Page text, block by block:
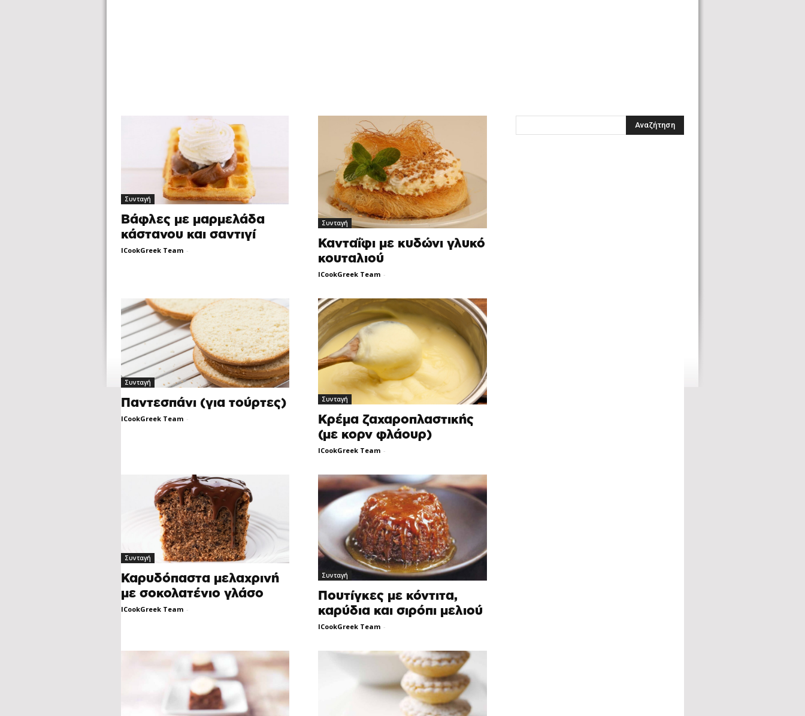
Συνταγή
Βάφλες με μαρμελάδα
κάστανου και σαντιγί
ICookGreek Team -
Συνταγή
Κανταΐφι με κυδώνι γλυκό
κουταλιού
ICookGreek Team -
Συνταγή
Παντεσπάνι (για τούρτες)
ICookGreek Team -
Συνταγή
Κρέμα ζαχαροπλαστικής
(με κορν φλάουρ)
ICookGreek Team -
Συνταγή
Καρυδόπαστα μελαχρινή
με σοκολατένιο γλάσο
ICookGreek Team -
Συνταγή
Πουτίγκες με κόντιτα,
καρύδια και σιρόπι μελιού
ICookGreek Team -